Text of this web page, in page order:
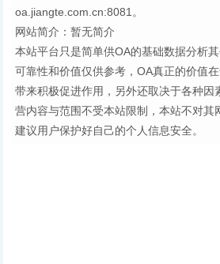
oa.jiangte.com.cn:8081。
网站简介：暂无简介
本站平台只是简单供OA的基础数据分析
可靠性和价值仅供参考，OA真正的价值
带来积极促进作用，另外还取决于各种因
营内容与范围不受本站限制，本站不对其
建议用户保护好自己的个人信息安全。